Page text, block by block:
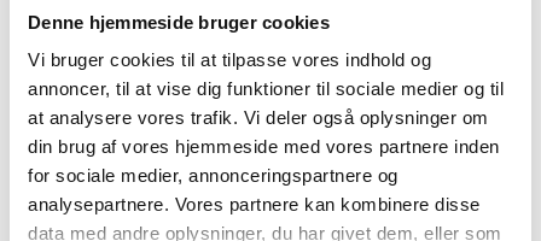
Denne hjemmeside bruger cookies
Vi bruger cookies til at tilpasse vores indhold og
annoncer, til at vise dig funktioner til sociale medier og til
at analysere vores trafik. Vi deler også oplysninger om
din brug af vores hjemmeside med vores partnere inden
for sociale medier, annonceringspartnere og
analysepartnere. Vores partnere kan kombinere disse
data med andre oplysninger, du har givet dem, eller som